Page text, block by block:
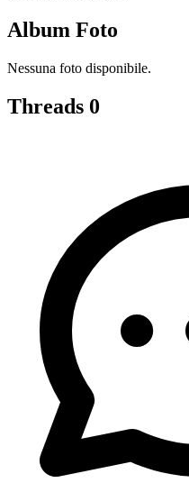
Album Foto
Nessuna foto disponibile.
Threads 0